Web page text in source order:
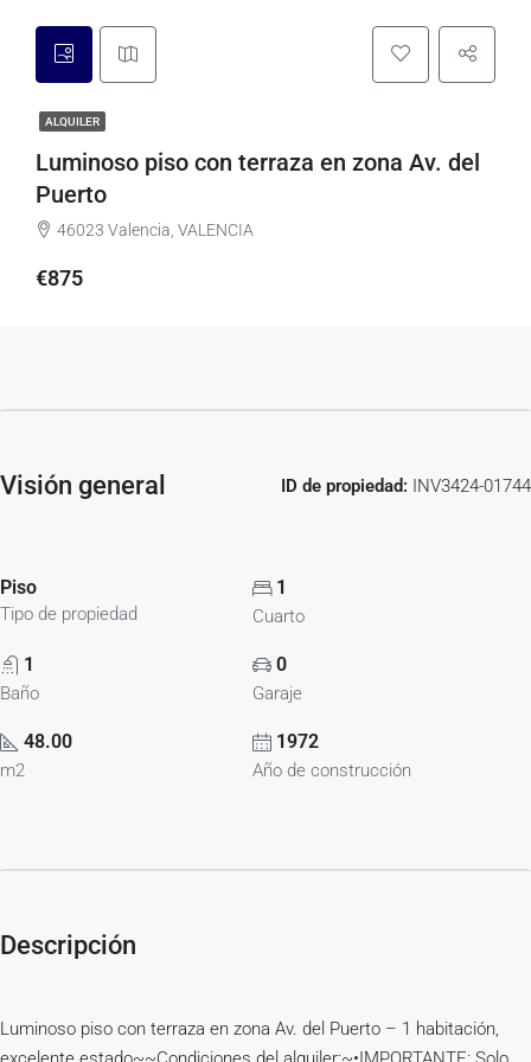
ALQUILER
Luminoso piso con terraza en zona Av. del
Puerto
46023 Valencia, VALENCIA
€875
Visión general ID de propiedad: INV3424-01744
Piso
Tipo de propiedad
1
Cuarto
1
Baño
0
Garaje
48.00
m2
1972
Año de construcción
Descripción
Luminoso piso con terraza en zona Av. del Puerto – 1 habitación,